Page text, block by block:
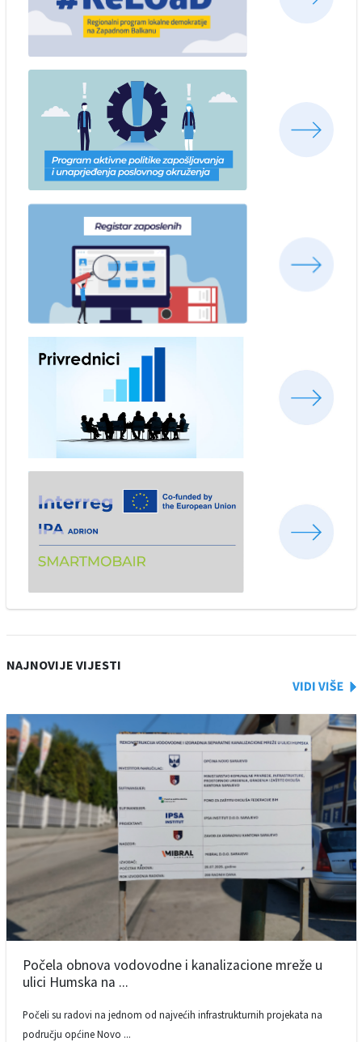
NAJNOVIJE VIJESTI
Počela obnova vodovodne i kanalizacione mreže u
ulici Humska na ...
Počeli su radovi na jednom od najvećih infrastrukturnih projekata na
području općine Novo ...